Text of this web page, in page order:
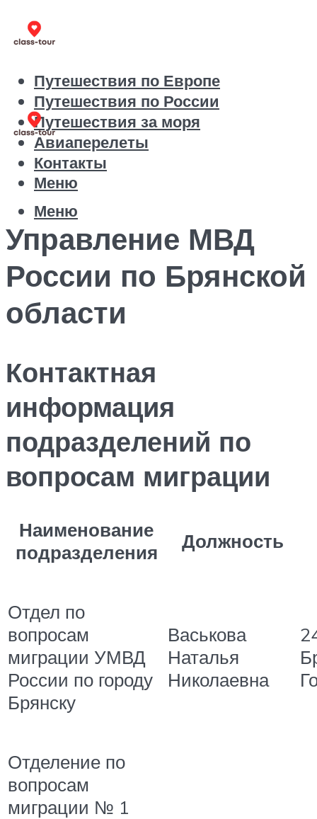
Путешествия по Европе
Путешествия по России
Путешествия за моря
Авиаперелеты
Контакты
Меню
Меню
Управление МВД
России по Брянской
области
Контактная
информация
подразделений по
вопросам миграции
Наименование
подразделения
Должность
Отдел по
вопросам
миграции УМВД
России по городу
Брянску
Васькова
Наталья
Николаевна
Отделение по
вопросам
миграции № 1